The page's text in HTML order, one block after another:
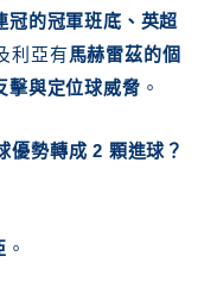
冠的冠軍班底、英超
利亞有馬赫雷茲的個
擊與定位球威脅 。
優勢轉成 2 顆進球？
。